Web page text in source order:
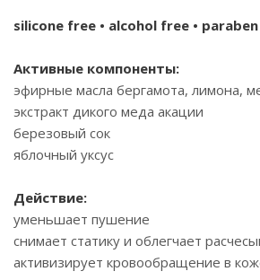
silicone free • alcohol free •
Активные компоненты:
эфирные масла бергамота, лимона,
экстракт дикого меда акации
березовый сок
яблочный уксус
Действие:
уменьшает пушение
снимает статику и облегчает
активизирует кровообращение в